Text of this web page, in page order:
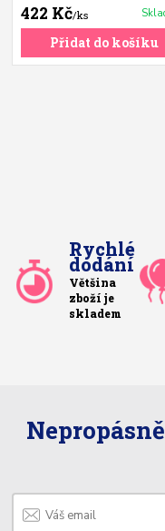
422 Kč/ks
Přidat do košíku
Rychlé
dodání
Většina
zboží je
skladem